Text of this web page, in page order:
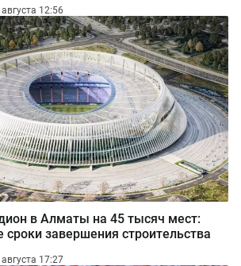
августа 12:56
в Алматы на 45 тысяч мест:
сроки завершения строительства
17:27